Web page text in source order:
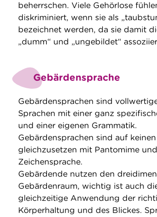
beherrschen. Viele Gehörlose
diskriminiert, wenn sie als
bezeichnet werden, da sie damit
„dumm“ und „ungebildet“
Gebärdensprache
Gebärdensprachen sind
Sprachen mit einer ganz
und einer eigenen Grammatik.
Gebärdensprachen sind auf
gleichzusetzen mit Pantomime und
Zeichensprache.
Gebärdende nutzen den
Gebärdenraum, wichtig ist auch
gleichzeitige Anwendung der
Körperhaltung und des Blickes.